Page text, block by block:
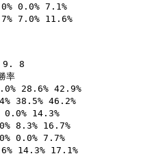
0.0% 7.1%
7.0% 11.6%
9. 8
率
28.6% 42.9%
38.5% 46.2%
14.3%
8.3% 16.7%
0.0% 7.7%
14.3% 17.1%